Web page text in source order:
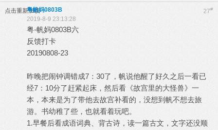
点击重新加载 27#
粤帆妈0803B
2019-8-9 23:13:28
粤-帆妈0803B六
反馈打卡
20190808-23
昨晚把闹钟调错成7：30了，帆说他醒了好久之后一看已
经7：10分了赶紧起床，然后看《故宫里的大怪兽》一
本，本来是为了带他去故宫补看的，没想到帆不想去旅
游。书幼稚了些，也就看着玩吧。
1.早餐后看成语词典、背古诗，读一篇古文，文字还没顺